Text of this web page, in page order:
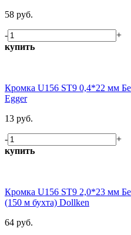
58 руб.
-
+
купить
Кромка U156 ST9 0,4*22 мм
Egger
13 руб.
-
+
купить
Кромка U156 ST9 2,0*23 мм
(150 м бухта) Dollken
64 руб.